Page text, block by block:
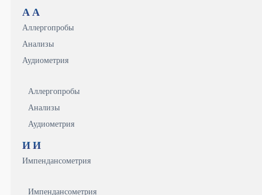
А А
Аллергопробы
Анализы
Аудиометрия
Аллергопробы
Анализы
Аудиометрия
И И
Импендансометрия
Импендансометрия